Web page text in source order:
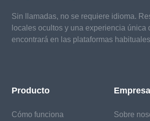
Sin llamadas, no se requiere idioma.
locales ocultos y una experiencia única
encontrará en las plataformas habituales
Producto
Cómo funciona
Empresa
Sobre